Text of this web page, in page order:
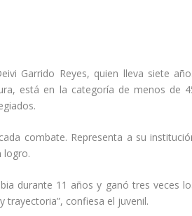
Garrido Reyes, quien lleva siete
está en la categoría de menos de
combate. Representa a su
logro.
durante 11 años y ganó tres veces
trayectoria”, confiesa el juvenil.